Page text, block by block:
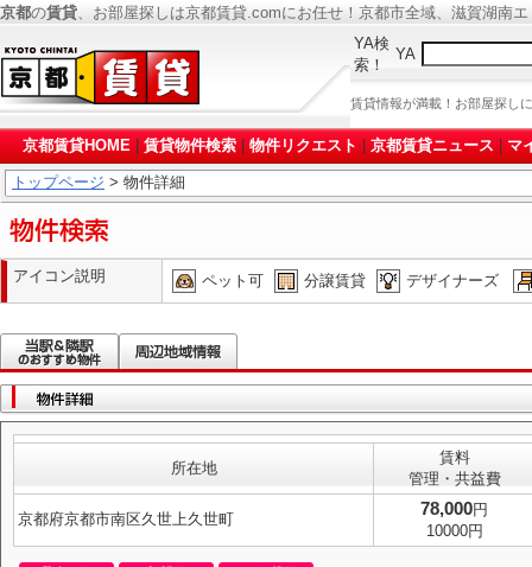
京都の賃貸、お部屋探しは京都賃貸.comにお任せ！京都市全域、滋賀湖南
YA検
索！
YA
賃貸情報が満載！お部屋探し
京都賃貸HOME 賃貸物件検索 物件リクエスト 京都賃貸ニュース マ
トップページ > 物件詳細
アイコン説明 ペット可 分譲賃貸 デザイナーズ
所在地
賃料
管理・共益費
京都府京都市南区久世上久世町
78,000円
10000円